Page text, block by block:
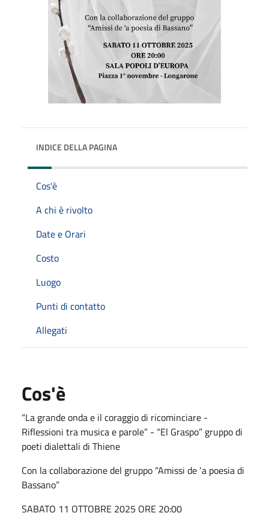
INDICE DELLA PAGINA
Cos'è
A chi è rivolto
Date e Orari
Costo
Luogo
Punti di contatto
Allegati
Cos'è
“La grande onda e il coraggio di ricominciare -
Riflessioni tra musica e parole” - “El Graspo” gruppo di
poeti dialettali di Thiene
Con la collaborazione del gruppo “Amissi de ‘a poesia di
Bassano”
SABATO 11 OTTOBRE 2025 ORE 20:00